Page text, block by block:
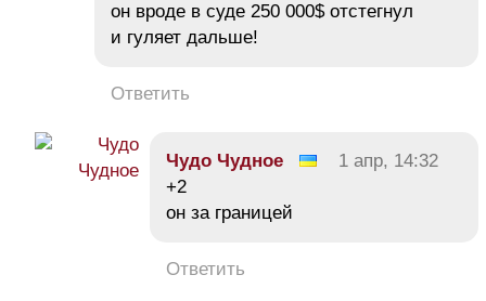
он вроде в суде 250 000$ отстегнул
и гуляет дальше!
Ответить
Чудо Чудное
1 апр, 14:32
+2
он за границей
Ответить